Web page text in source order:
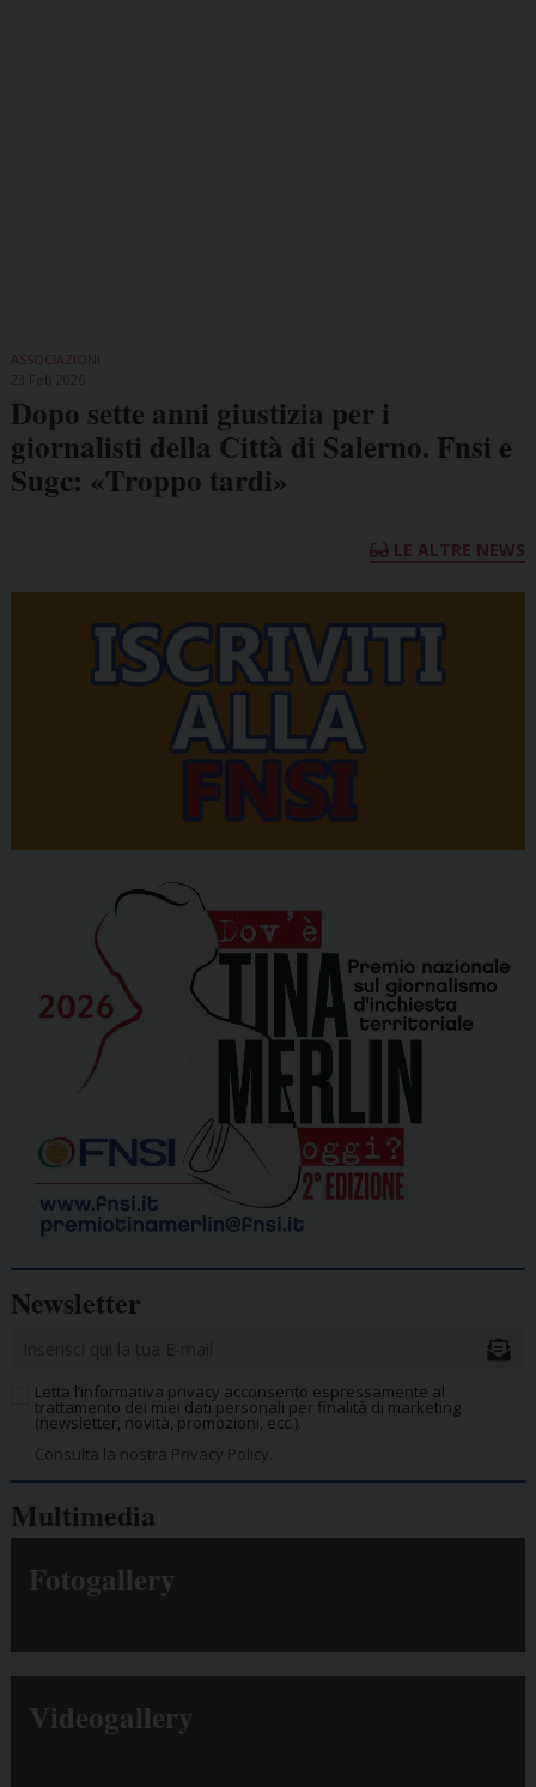
ASSOCIAZIONI
Dopo sette anni giustizia per i
giornalisti della Città di Salerno. Fnsi e
Sugc: «Troppo tardi»
LE ALTRE NEWS
Newsletter
Letta l’informativa privacy acconsento espressamente al
trattamento dei miei dati personali per finalità di marketing
(newsletter, novità, promozioni, ecc.).
Consulta la nostra Privacy Policy.
Multimedia
Fotogallery
Videogallery